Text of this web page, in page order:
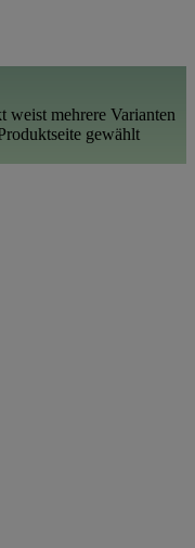
weist mehrere Varianten
gewählt